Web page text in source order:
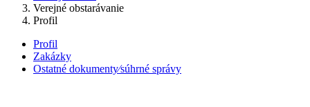
Verejné obstarávanie
Profil
Profil
Zakázky
Ostatné dokumenty⁄súhrné správy